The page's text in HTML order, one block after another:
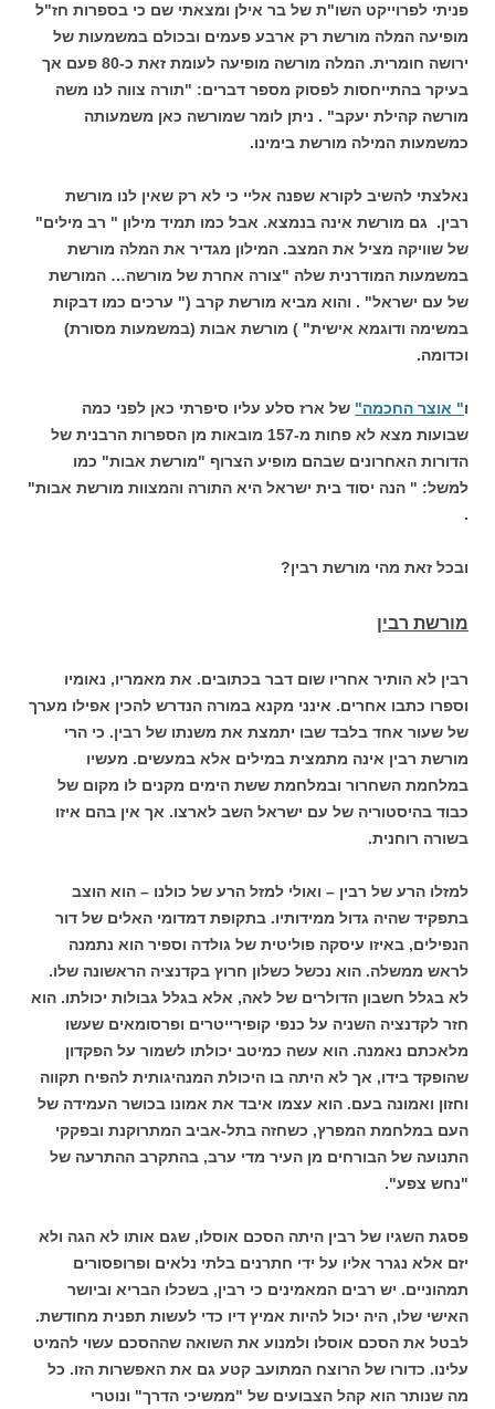
פניתי לפרוייקט השו"ת של בר אילן ומצאתי שם כי בספרות חז"ל
מופיעה המלה מורשת רק ארבע פעמים ובכולם במשמעות של
ירושה חומרית. המלה מורשה מופיעה לעומת זאת כ-80 פעם אך
בעיקר בהתייחסות לפסוק מספר דברים: "תורה צווה לנו משה
מורשה קהילת יעקב" . ניתן לומר שמורשה כאן משמעותה
כמשמעות המילה מורשת בימינו.
נאלצתי להשיב לקורא שפנה אליי כי לא רק שאין לנו מורשת
רבין. גם מורשת אינה בנמצא. אבל כמו תמיד מילון " רב מילים"
של שוויקה מציל את המצב. המילון מגדיר את המלה מורשת
במשמעות המודרנית שלה "צורה אחרת של מורשה… המורשת
של עם ישראל" . והוא מביא מורשת קרב (" ערכים כמו דבקות
במשימה ודוגמא אישית" ) מורשת אבות (במשמעות מסורת)
וכדומה.
ו" אוצר החכמה" של ארז סלע עליו סיפרתי כאן לפני כמה
שבועות מצא לא פחות מ-157 מובאות מן הספרות הרבנית של
הדורות האחרונים שבהם מופיע הצרוף "מורשת אבות" כמו
למשל: " הנה יסוד בית ישראל היא התורה והמצוות מורשת אבות"
.
ובכל זאת מהי מורשת רבין?
מורשת רבין
רבין לא הותיר אחריו שום דבר בכתובים. את מאמריו, נאומיו
וספרו כתבו אחרים. אינני מקנא במורה הנדרש להכין אפילו מערך
של שעור אחד בלבד שבו יתמצת את משנתו של רבין. כי הרי
מורשת רבין אינה מתמצית במילים אלא במעשים. מעשיו
במלחמת השחרור ובמלחמת ששת הימים מקנים לו מקום של
כבוד בהיסטוריה של עם ישראל השב לארצו. אך אין בהם איזו
בשורה רוחנית.
למזלו הרע של רבין – ואולי למזל הרע של כולנו – הוא הוצב
בתפקיד שהיה גדול ממידותיו. בתקופת דמדומי האלים של דור
הנפילים, באיזו עיסקה פוליטית של גולדה וספיר הוא נתמנה
לראש ממשלה. הוא נכשל כשלון חרוץ בקדנציה הראשונה שלו.
לא בגלל חשבון הדולרים של לאה, אלא בגלל גבולות יכולתו. הוא
חזר לקדנציה השניה על כנפי קופירייטרים ופרסומאים שעשו
מלאכתם נאמנה. הוא עשה כמיטב יכולתו לשמור על הפקדון
שהופקד בידו, אך לא היתה בו היכולת המנהיגותית להפיח תקווה
וחזון ואמונה בעם. הוא עצמו איבד את אמונו בכושר העמידה של
העם במלחמת המפרץ, כשחזה בתל-אביב המתרוקנת ובפקקי
התנועה של הבורחים מן העיר מדי ערב, בהתקרב ההתרעה של
"נחש צפע".
פסגת השגיו של רבין היתה הסכם אוסלו, שגם אותו לא הגה ולא
יזם אלא נגרר אליו על ידי חתרנים בלתי נלאים ופרופסורים
תמהוניים. יש רבים המאמינים כי רבין, בשכלו הבריא וביושר
האישי שלו, היה יכול להיות אמיץ דיו כדי לעשות תפנית מחודשת.
לבטל את הסכם אוסלו ולמנוע את השואה שההסכם עשוי להמיט
עלינו. כדורו של הרוצח המתועב קטע גם את האפשרות הזו. כל
מה שנותר הוא קהל הצבועים של "ממשיכי הדרך" ונוטרי